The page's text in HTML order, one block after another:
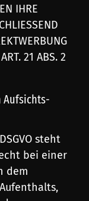
IHRE
21 ABS. 2
Aufsichts­
steht
bei einer
dem